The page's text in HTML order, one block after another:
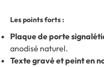
Les points forts :
Plaque de porte
anodisé naturel.
Texte gravé et peint en